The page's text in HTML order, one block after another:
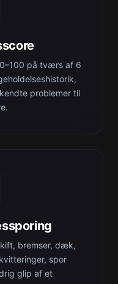
på tværs af 6
problemer til
bremser, dæk,
spor
glip af et